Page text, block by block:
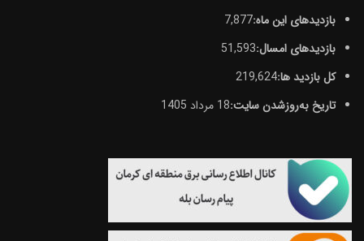
بازدیدهای این ماه:7,877
بازدیدهای امسال:51,593
کل بازدید ها:219,624
تاریخ به‌روزشدن سایت:18 مرداد 1405